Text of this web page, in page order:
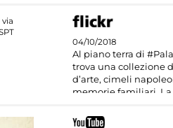
04/10/2018
Al piano terra di
trova una collezione
d’arte, cimeli
memorie familiari. La